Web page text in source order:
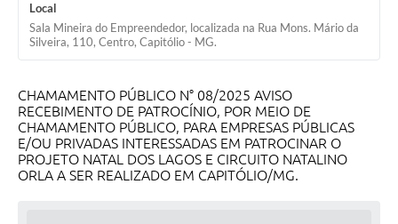
Contato
Local
Sala Mineira do Empreendedor, localizada na Rua Mons. Mário da
Silveira, 110, Centro, Capitólio - MG.
CHAMAMENTO PÚBLICO N° 08/2025 AVISO
RECEBIMENTO DE PATROCÍNIO, POR MEIO DE
CHAMAMENTO PÚBLICO, PARA EMPRESAS PÚBLICAS
E/OU PRIVADAS INTERESSADAS EM PATROCINAR O
PROJETO NATAL DOS LAGOS E CIRCUITO NATALINO
ORLA A SER REALIZADO EM CAPITÓLIO/MG.